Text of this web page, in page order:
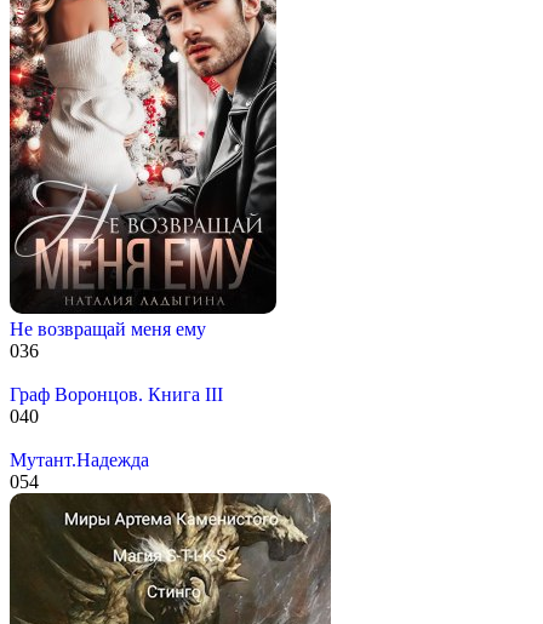
Не возвращай меня ему
036
Граф Воронцов. Книга III
040
Мутант.Надежда
054